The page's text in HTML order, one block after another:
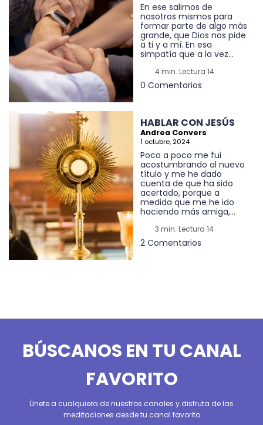
En ese salirnos de
nosotros mismos para
formar parte de algo más
grande, que Dios nos pide
a ti y a mí. En esa
simpatía que a la vez...
4 min. Lectura 14
0 Comentarios
HABLAR CON JESÚS
Andrea Convers
1 octubre, 2024
Poco a poco me fui
acostumbrando al nuevo
título y me he dado
cuenta de que ha sido
acertado, porque a
medida que me he ido
haciendo más amiga,...
3 min. Lectura 14
2 Comentarios
BÚSCANOS EN TU CANAL
FAVORITO
Únete a cualquiera de nuestros canales y disfruta de las
meditaciones desde tu canal favorito